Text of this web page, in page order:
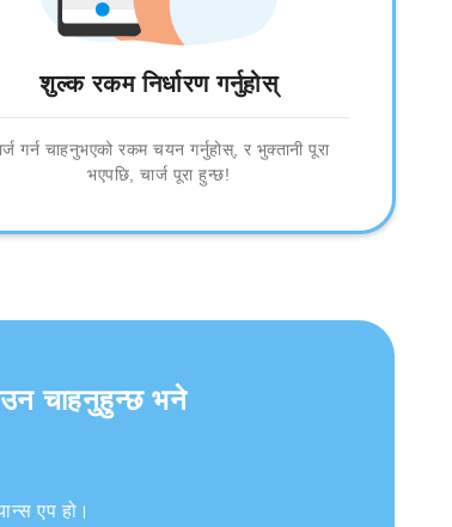
शुल्क रकम निर्धारण गर्नुहोस्
गर्न चाहनुभएको रकम चयन गर्नुहोस्, र भुक्तानी पूरा
भएपछि, चार्ज पूरा हुन्छ!
चाहनुहुन्छ भने
एप हो।